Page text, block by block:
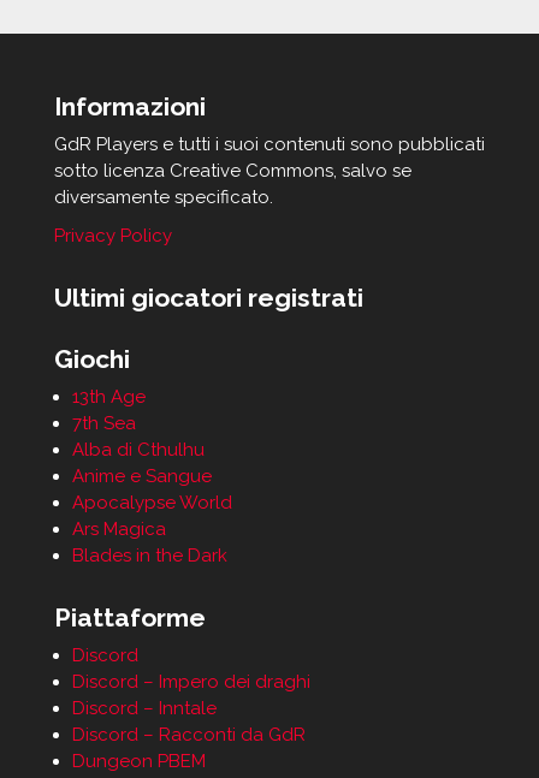
Informazioni
GdR Players e tutti i suoi contenuti sono pubblicati
sotto licenza Creative Commons, salvo se
diversamente specificato.
Privacy Policy
Ultimi giocatori registrati
Giochi
13th Age
7th Sea
Alba di Cthulhu
Anime e Sangue
Apocalypse World
Ars Magica
Blades in the Dark
Piattaforme
Discord
Discord – Impero dei draghi
Discord – Inntale
Discord – Racconti da GdR
Dungeon PBEM